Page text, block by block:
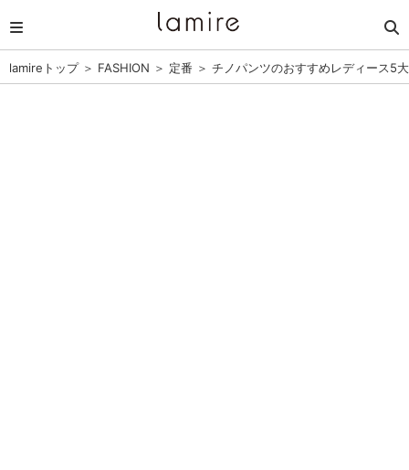
lamireトップ＞ FASHION ＞ 定番 ＞ チノパンツのおすすめレディース5